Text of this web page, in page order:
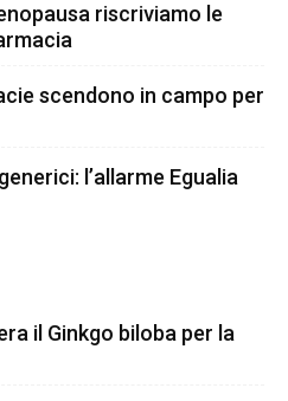
riscriviamo le
scendono in campo per
l’allarme Egualia
il Ginkgo biloba per la